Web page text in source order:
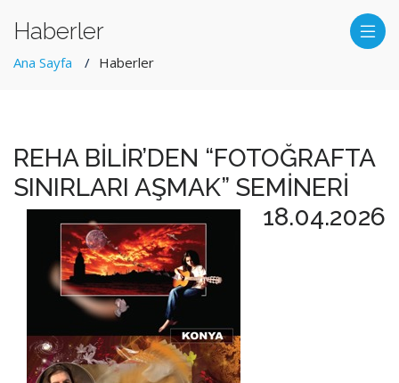
Haberler
Ana Sayfa Haberler
REHA BİLİR’DEN “FOTOĞRAFTA
SINIRLARI AŞMAK” SEMİNERİ
18.04.2026